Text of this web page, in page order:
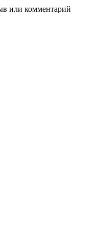
или комментарий